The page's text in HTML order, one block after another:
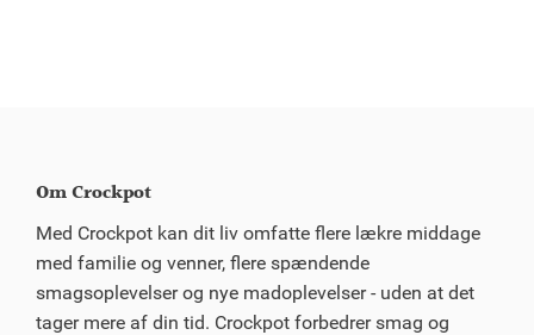
Om Crockpot
Med Crockpot kan dit liv omfatte flere lækre middage
med familie og venner, flere spændende
smagsoplevelser og nye madoplevelser - uden at det
tager mere af din tid. Crockpot forbedrer smag og